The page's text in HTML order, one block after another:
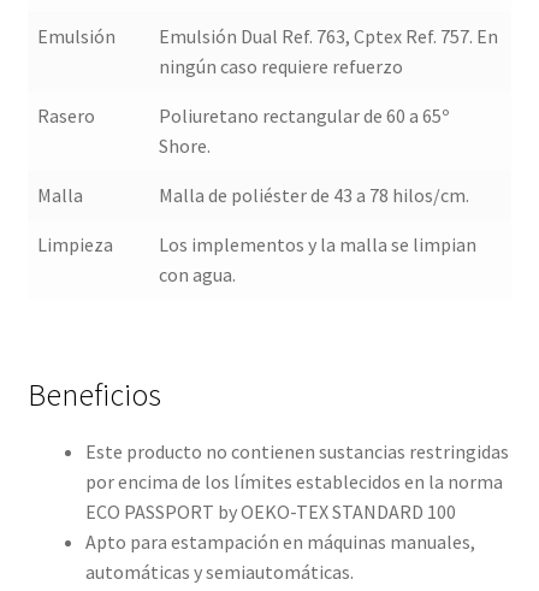
Emulsión
Emulsión Dual Ref. 763, Cptex Ref. 757. En
ningún caso requiere refuerzo
Rasero
Poliuretano rectangular de 60 a 65º
Shore.
Malla Malla de poliéster de 43 a 78 hilos/cm.
Limpieza
Los implementos y la malla se limpian
con agua.
Beneficios
Este producto no contienen sustancias restringidas
por encima de los límites establecidos en la norma
ECO PASSPORT by OEKO-TEX STANDARD 100
Apto para estampación en máquinas manuales,
automáticas y semiautomáticas.